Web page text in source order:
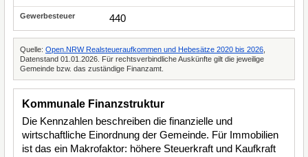
440
Quelle: Open.NRW Realsteueraufkommen und Hebesätze 2020 bis 2026
Datenstand 01.01.2026. Für rechtsverbindliche Auskünfte gilt die jeweilige
Gemeinde bzw. das zuständige Finanzamt.
Kommunale Finanzstruktur
Die Kennzahlen beschreiben die finanzielle und
wirtschaftliche Einordnung der Gemeinde. Für Immobilien
ist das ein Makrofaktor: höhere Steuerkraft und Kaufkraft